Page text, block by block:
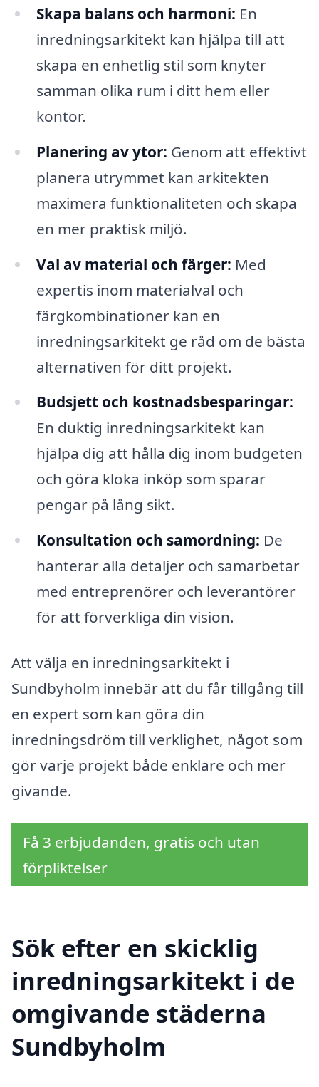
Skapa balans och harmoni: En
inredningsarkitekt kan hjälpa till att
skapa en enhetlig stil som knyter
samman olika rum i ditt hem eller
kontor.
Planering av ytor: Genom att effektivt
planera utrymmet kan arkitekten
maximera funktionaliteten och skapa
en mer praktisk miljö.
Val av material och färger: Med
expertis inom materialval och
färgkombinationer kan en
inredningsarkitekt ge råd om de bästa
alternativen för ditt projekt.
Budsjett och kostnadsbesparingar:
En duktig inredningsarkitekt kan
hjälpa dig att hålla dig inom budgeten
och göra kloka inköp som sparar
pengar på lång sikt.
Konsultation och samordning: De
hanterar alla detaljer och samarbetar
med entreprenörer och leverantörer
för att förverkliga din vision.
Att välja en inredningsarkitekt i
Sundbyholm innebär att du får tillgång till
en expert som kan göra din
inredningsdröm till verklighet, något som
gör varje projekt både enklare och mer
givande.
Få 3 erbjudanden, gratis och utan
förpliktelser
Sök efter en skicklig
inredningsarkitekt i de
omgivande städerna
Sundbyholm